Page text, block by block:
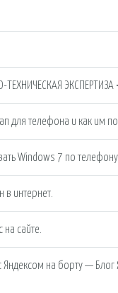
ЭКСПЕРТИЗА
для телефона и как им
Windows 7 по телефону.
в интернет.
на сайте.
на борту — Блог